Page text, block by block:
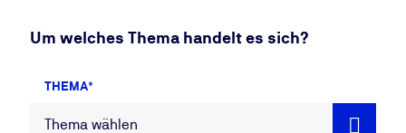
Um welches Thema handelt es sich?
THEMA